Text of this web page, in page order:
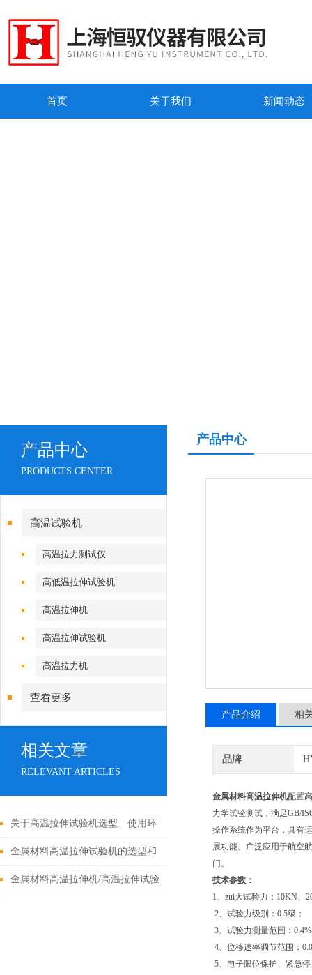
首页 关于我们 新闻动态
产品中心
PRODUCTS CENTER
高温试验机
高温拉力测试仪
高低温拉伸试验机
高温拉伸机
高温拉伸试验机
高温拉力机
查看更多
相关文章
RELEVANT ARTICLES
关于高温拉伸试验机选型、使用环
境以及应用范围的介绍
金属材料高温拉伸试验机的选型和
使用方法
金属材料高温拉伸机/高温拉伸试验
产品中心
产品介绍 相
品牌
金属材料高温拉伸机配置
力学试验测试，满足GB/
操作系统作为平台，具有
展功能。广泛应用于航空
门。
技术参数：
1、zui大试验力：10KN、
2、试验力级别：0.5级；
3、试验力测量范围：
4、位移速率调节范围：
5、电子限位保护、紧急